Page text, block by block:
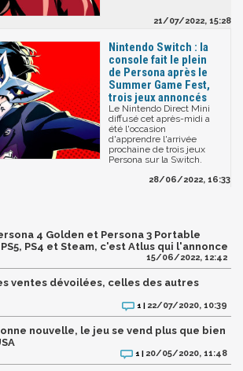
21/07/2022, 15:28
Nintendo Switch : la
console fait le plein
de Persona après le
Summer Game Fest,
trois jeux annoncés
Le Nintendo Direct Mini
diffusé cet après-midi a
été l'occasion
d'apprendre l'arrivée
prochaine de trois jeux
Persona sur la Switch.
28/06/2022, 16:33
4 Golden et Persona 3 Portable
PS4 et Steam, c'est Atlus qui l'annonce
15/06/2022, 12:42
ventes dévoilées, celles des autres
1 | 22/07/2020, 10:39
nouvelle, le jeu se vend plus que bien
1 | 20/05/2020, 11:48